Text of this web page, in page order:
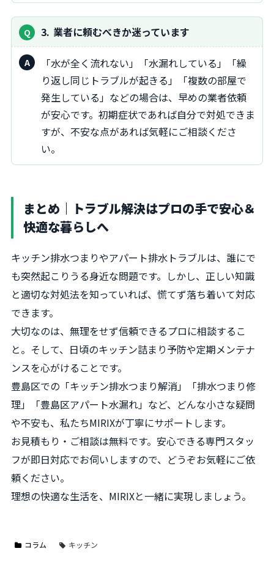
3 業者に頼むべきか迷っています
「水が全く流れない」「水漏れしている」「繰
り返し同じトラブルが起きる」「複数の部屋で
発生している」などの場合は、早めの業者依頼
が安心です。初期症状であれば自分で対処できま
すが、不安な点があれば気軽にご相談くださ
い。
まとめ｜トラブル解決はプロの手で安心＆
快適な暮らしへ
キッチン排水つまりやアパート排水トラブルは、誰にで
も突然起こりうる身近な問題です。しかし、正しい知識
と適切な対処法を知っていれば、慌てず落ち着いて対応
できます。
大切なのは、無理をせず信頼できるプロに相談するこ
と。そして、日頃のキッチン詰まり予防や定期メンテナ
ンスを心がけることです。
豊島区での「キッチン排水つまり解消」「排水つまり修
理」「豊島区アパート水漏れ」など、どんな小さな疑問
や不安も、私たちMIRIXが丁寧にサポートします。
お見積もり・ご相談は無料です。安心できる専門スタッ
フが即日対応でお伺いしますので、どうぞお気軽にご依
頼ください。
理想の快適な生活を、MIRIXと一緒に実現しましょう。
コラム キッチン